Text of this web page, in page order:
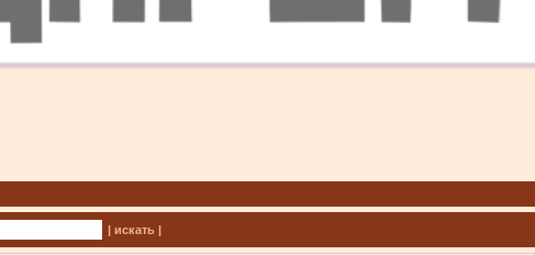
| искать |